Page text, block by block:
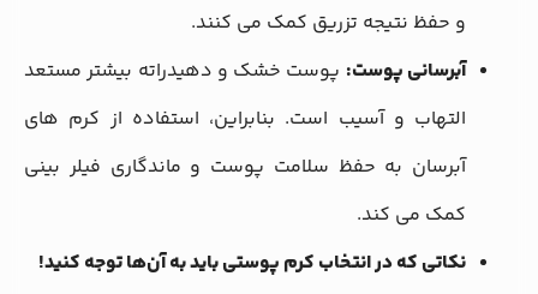
و حفظ نتیجه تزریق کمک می ‌کنند.
آبرسانی پوست: پوست خشک و دهیدراته بیشتر مستعد
التهاب و آسیب است. بنابراین، استفاده از کرم‌ های
آبرسان به حفظ سلامت پوست و ماندگاری فیلر بینی
کمک می ‌کند.
نکاتی که در انتخاب کرم پوستی باید به آن‌ها توجه کنید!